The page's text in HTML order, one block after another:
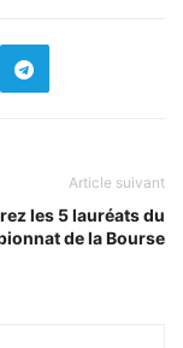
Article suivant
les 5 lauréats du
de la Bourse